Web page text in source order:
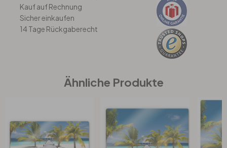
Büro
Eingangsbereich
Kauf auf Rechnung
Sicher einkaufen
14 Tage Rückgaberecht
Ähnliche Produkte